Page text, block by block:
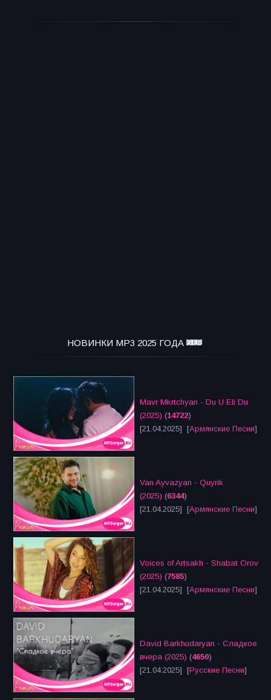
НОВИНКИ MP3 2025 ГОДА
Mavr Mkrtchyan - Du U Eli Du
(2025) (14722)
[21.04.2025] [Армянские Песни]
Van Ayvazyan - Quyrik
(2025) (6344)
[21.04.2025] [Армянские Песни]
Voices of Artsakh - Shabat Orov
(2025) (7585)
[21.04.2025] [Армянские Песни]
David Barkhudaryan - Сладкое
вчера (2025) (4650)
[21.04.2025] [Русские Песни]